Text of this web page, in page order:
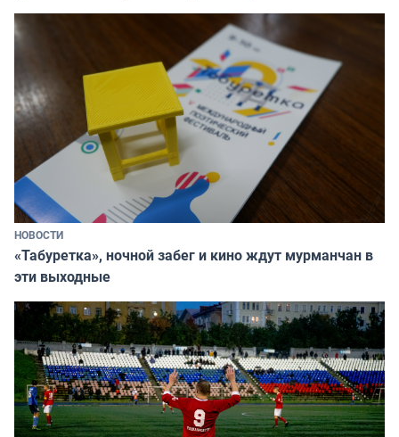
НОВОСТИ
«Табуретка», ночной забег и кино ждут мурманчан в
эти выходные